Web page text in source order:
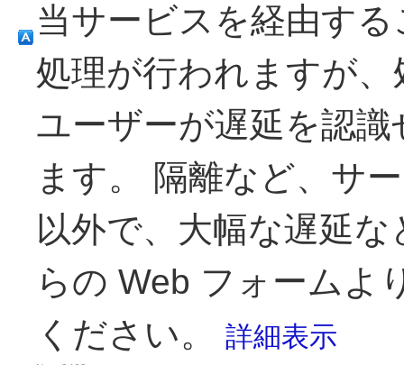
当サービスを経由す
処理が行われますが
ユーザーが遅延を認
ます。 隔離など、サ
以外で、大幅な遅延
らの Web フォームよ
ください。
詳細表示